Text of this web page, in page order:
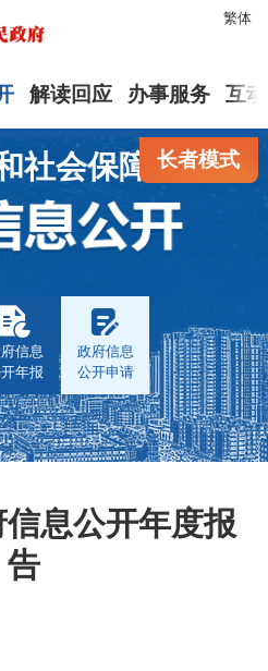
繁体
解读回应 办事服务 互
长者模式
社会保障局
信息
年报
政府信息
公开申请
信息公开年度报
告